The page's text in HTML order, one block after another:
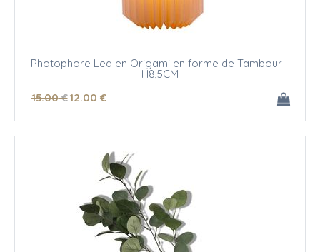
Photophore Led en Origami en forme de Tambour -
H8,5CM
15.00 €12.00 €